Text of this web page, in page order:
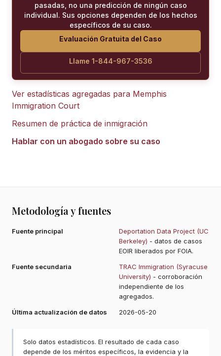
pasadas, no una predicción de ningún caso
individual. Sus opciones dependen de los hechos
específicos de su caso.
Evaluación Gratuita del Caso
Llame 1-844-967-3536
Ver estadísticas agregadas para Memphis
Immigration Court
Resumen de práctica de inmigración
Hablar con un abogado sobre su caso
Metodología y fuentes
Fuente principal
Deportation Data Project (UC
Berkeley) - datos de casos
EOIR liberados por FOIA.
Fuente secundaria
TRAC Immigration (Syracuse
University) - corroboración
independiente de los
agregados.
Última actualización de datos
2026-05-20
Solo datos estadísticos. El resultado de cada caso
depende de los méritos específicos, la evidencia y la